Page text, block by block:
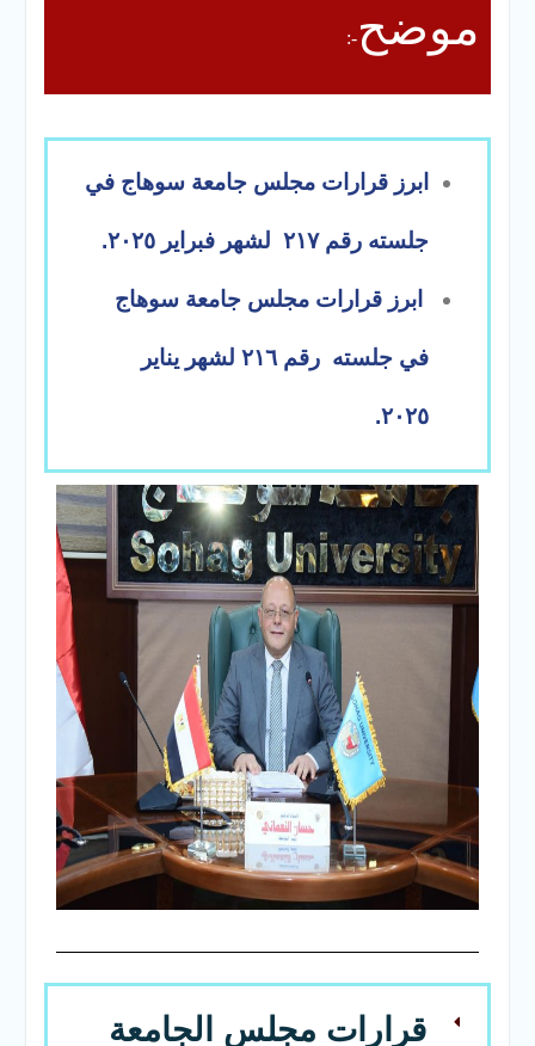
موضح:-
ابرز قرارات مجلس جامعة سوهاج في
جلسته رقم ٢١٧ لشهر فبراير ٢٠٢٥.
ابرز قرارات مجلس جامعة سوهاج
في جلسته رقم ٢١٦ لشهر يناير
٢٠٢٥.
قرارات مجلس الجامعة